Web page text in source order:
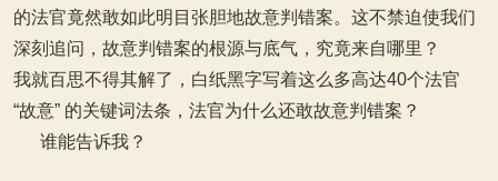
的法官竟然敢如此明目张胆地故意判错案。这不禁迫使我们
深刻追问，故意判错案的根源与底气，究竟来自哪里？
我就百思不得其解了，白纸黑字写着这么多高达40个法官
“故意” 的关键词法条，法官为什么还敢故意判错案？
谁能告诉我？